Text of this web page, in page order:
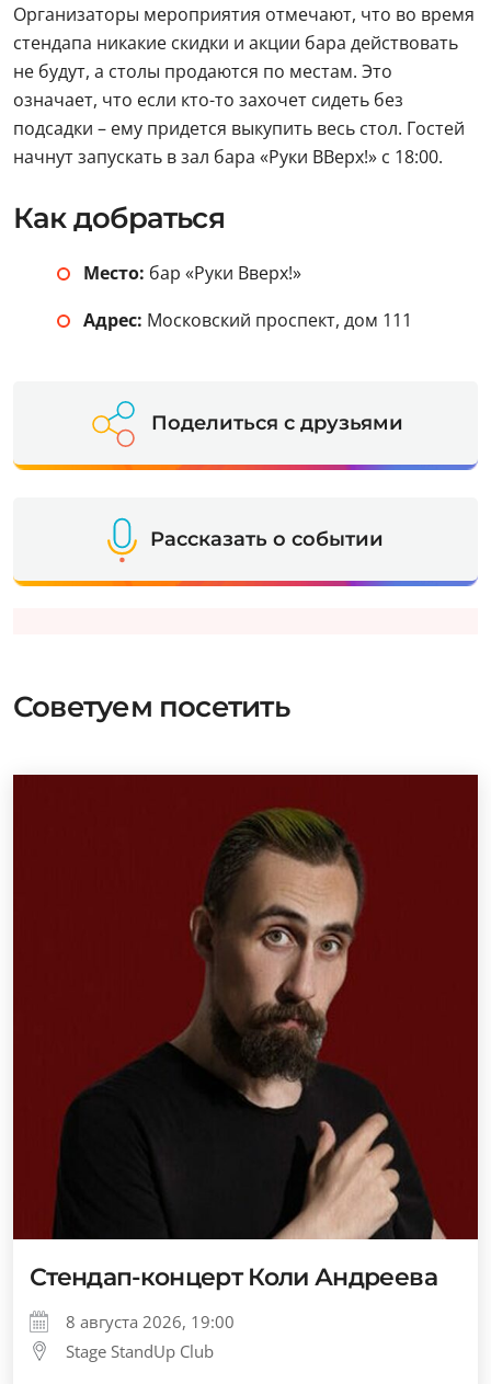
Организаторы мероприятия отмечают, что во время
стендапа никакие скидки и акции бара действовать
не будут, а столы продаются по местам. Это
означает, что если кто-то захочет сидеть без
подсадки – ему придется выкупить весь стол. Гостей
начнут запускать в зал бара «Руки ВВерх!» с 18:00.
Как добраться
Место: бар «Руки Вверх!»
Адрес: Московский проспект, дом 111
Поделиться с друзьями
Рассказать о событии
Советуем посетить
Стендап-концерт Коли Андреева
8 августа 2026, 19:00
Stage StandUp Club